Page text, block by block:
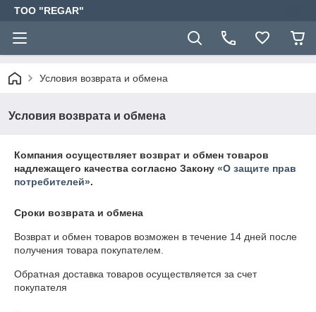
TOO "REGAR"
Условия возврата и обмена
Условия возврата и обмена
Компания осуществляет возврат и обмен товаров
надлежащего качества согласно Закону «О защите прав
потребителей».
Сроки возврата и обмена
Возврат и обмен товаров возможен в течение 14 дней после
получения товара покупателем.
Обратная доставка товаров осуществляется за счет
покупателя